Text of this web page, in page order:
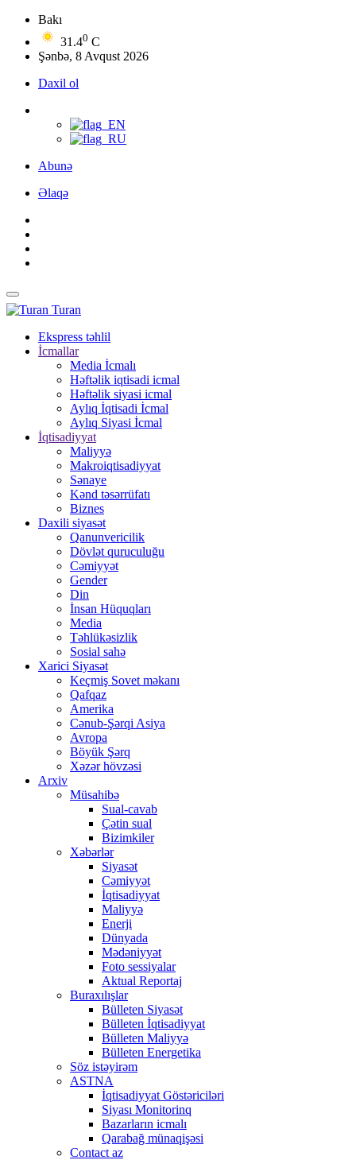
Bakı
31.40 C
Şənbə, 8 Avqust 2026
Daxil ol
Abunə
Əlaqə
Turan
Ekspress təhlil
İcmallar
Media İcmalı
Həftəlik iqtisadi icmal
Həftəlik siyasi icmal
Aylıq İqtisadi İcmal
Aylıq Siyasi İcmal
İqtisadiyyat
Maliyyə
Makroiqtisadiyyat
Sənaye
Kənd təsərrüfatı
Biznes
Daxili siyasət
Qanunvericilik
Dövlət quruculuğu
Cəmiyyət
Gender
Din
İnsan Hüquqları
Media
Təhlükəsizlik
Sosial sahə
Xarici Siyasət
Keçmiş Sovet məkanı
Qafqaz
Amerika
Cənub-Şərqi Asiya
Avropa
Böyük Şərq
Xəzər hövzəsi
Arxiv
Müsahibə
Sual-cavab
Çətin sual
Bizimkiler
Xəbərlər
Siyasət
Cəmiyyət
İqtisadiyyat
Maliyyə
Enerji
Dünyada
Mədəniyyət
Foto sessiyalar
Aktual Reportaj
Buraxılışlar
Bülleten Siyasət
Bülleten İqtisadiyyat
Bülleten Maliyyə
Bülleten Energetika
Söz istəyirəm
ASTNA
İqtisadiyyat Göstəriciləri
Siyası Monitorinq
Bazarların icmalı
Qarabağ münaqişəsi
Contact az